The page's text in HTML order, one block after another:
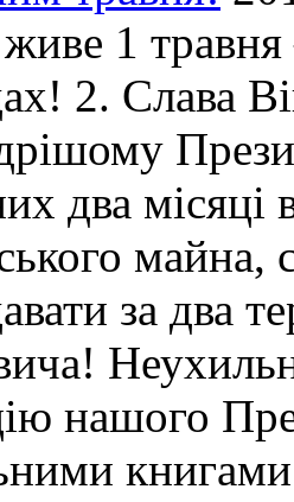
1
2. Слава
два місяці
майна,
за два
нашого